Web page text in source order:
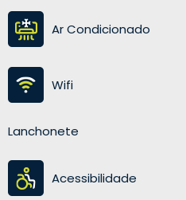
Ar Condicionado
Wifi
Lanchonete
Acessibilidade